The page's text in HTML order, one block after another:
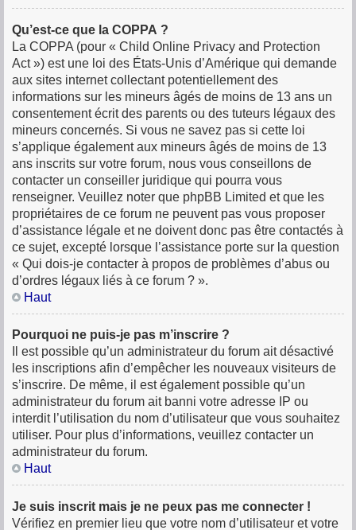
Qu’est-ce que la COPPA ?
La COPPA (pour « Child Online Privacy and Protection
Act ») est une loi des États-Unis d’Amérique qui demande
aux sites internet collectant potentiellement des
informations sur les mineurs âgés de moins de 13 ans un
consentement écrit des parents ou des tuteurs légaux des
mineurs concernés. Si vous ne savez pas si cette loi
s’applique également aux mineurs âgés de moins de 13
ans inscrits sur votre forum, nous vous conseillons de
contacter un conseiller juridique qui pourra vous
renseigner. Veuillez noter que phpBB Limited et que les
propriétaires de ce forum ne peuvent pas vous proposer
d’assistance légale et ne doivent donc pas être contactés à
ce sujet, excepté lorsque l’assistance porte sur la question
« Qui dois-je contacter à propos de problèmes d’abus ou
d’ordres légaux liés à ce forum ? ».
Haut
Pourquoi ne puis-je pas m’inscrire ?
Il est possible qu’un administrateur du forum ait désactivé
les inscriptions afin d’empêcher les nouveaux visiteurs de
s’inscrire. De même, il est également possible qu’un
administrateur du forum ait banni votre adresse IP ou
interdit l’utilisation du nom d’utilisateur que vous souhaitez
utiliser. Pour plus d’informations, veuillez contacter un
administrateur du forum.
Haut
Je suis inscrit mais je ne peux pas me connecter !
Vérifiez en premier lieu que votre nom d’utilisateur et votre